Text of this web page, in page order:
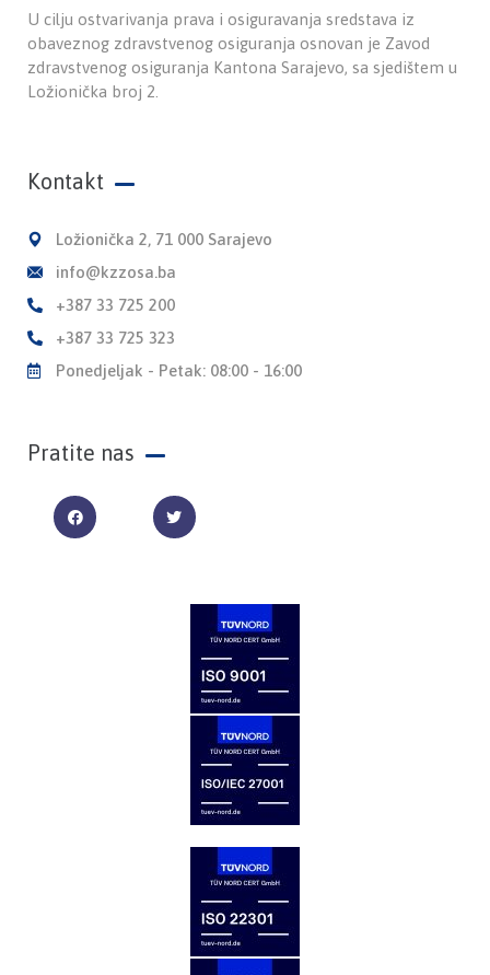
U cilju ostvarivanja prava i osiguravanja sredstava iz
obaveznog zdravstvenog osiguranja osnovan je Zavod
zdravstvenog osiguranja Kantona Sarajevo, sa sjedištem u
Ložionička broj 2.
Kontakt
Ložionička 2, 71 000 Sarajevo
info@kzzosa.ba
+387 33 725 200
+387 33 725 323
Ponedjeljak - Petak: 08:00 - 16:00
Pratite nas